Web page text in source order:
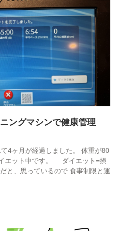
ングマシンで健康管理
4ヶ月が経過しました。 体重が80
エット中です。 ダイエット=摂
と、思っているので 食事制限と運